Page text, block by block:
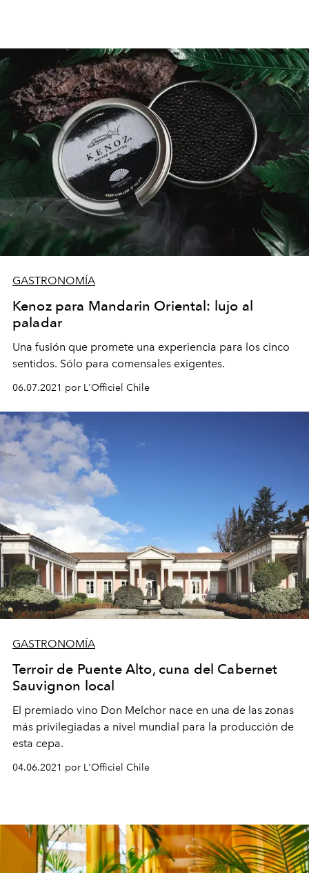
GASTRONOMÍA
Kenoz para Mandarin Oriental: lujo al
paladar
Una fusión que promete una experiencia para los cinco
sentidos. Sólo para comensales exigentes.
06.07.2021 por L'Officiel Chile
GASTRONOMÍA
Terroir de Puente Alto, cuna del Cabernet
Sauvignon local
El premiado vino Don Melchor nace en una de las zonas
más privilegiadas a nivel mundial para la producción de
esta cepa.
04.06.2021 por L'Officiel Chile